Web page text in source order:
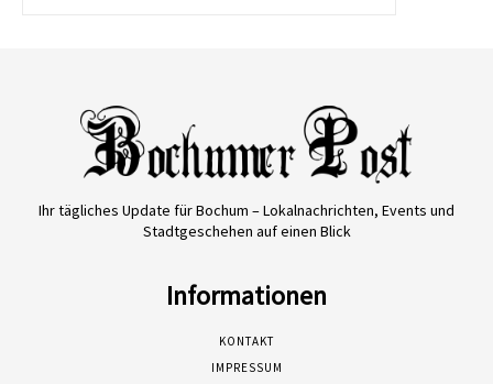
Ihr tägliches Update für Bochum – Lokalnachrichten, Events und
Stadtgeschehen auf einen Blick
Informationen
KONTAKT
IMPRESSUM